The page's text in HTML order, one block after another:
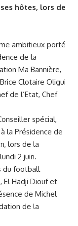
hôtes, lors de
ambitieux porté
de la
Ma Bannière,
Clotaire Oligui
de l’Etat, Chef
spécial,
la Présidence de
lors de la
2 juin.
du football
El Hadji Diouf et
de Michel
de la